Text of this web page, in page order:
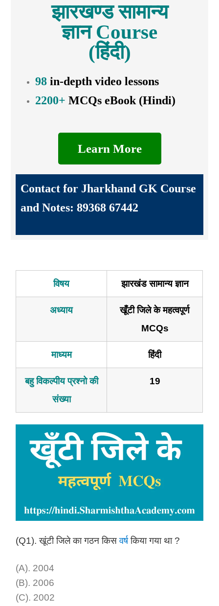
झारखण्ड सामान्य
ज्ञान Course
(हिंदी)
98 in-depth video lessons
2200+ MCQs eBook (Hindi)
Learn More
Contact for Jharkhand GK Course
and Notes: 89368 67442
विषय झारखंड सामान्य ज्ञान
अध्याय
खूँटी जिले के महत्वपूर्ण
MCQs
माध्यम हिंदी
बहु विकल्पीय प्रश्नो की
संख्या
19
(Q1). खूंटी जिले का गठन किसवर्षकिया गया था ?
(A). 2004
(B). 2006
(C). 2002